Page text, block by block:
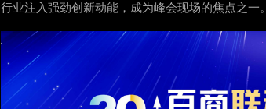
行业注入强劲创新动能，成为峰会现场的焦点之一。